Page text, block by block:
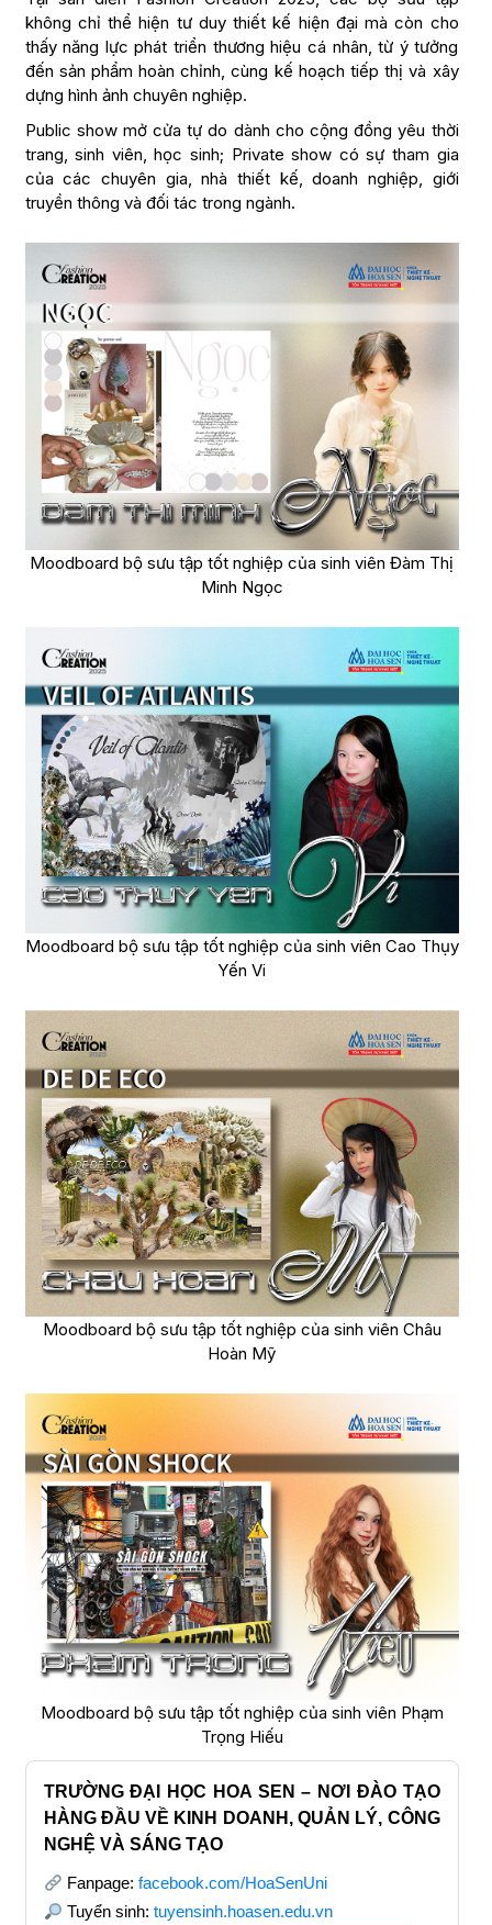
không chỉ thể hiện tư duy thiết kế hiện đại mà còn cho
thấy năng lực phát triển thương hiệu cá nhân, từ ý tưởng
đến sản phẩm hoàn chỉnh, cùng kế hoạch tiếp thị và xây
dựng hình ảnh chuyên nghiệp.
Public show mở cửa tự do dành cho cộng đồng yêu thời
trang, sinh viên, học sinh; Private show có sự tham gia
của các chuyên gia, nhà thiết kế, doanh nghiệp, giới
truyền thông và đối tác trong ngành.
Moodboard bộ sưu tập tốt nghiệp của sinh viên Đàm Thị
Minh Ngọc
Moodboard bộ sưu tập tốt nghiệp của sinh viên Cao Thụy
Yến Vi
Moodboard bộ sưu tập tốt nghiệp của sinh viên Châu
Hoàn Mỹ
Moodboard bộ sưu tập tốt nghiệp của sinh viên Phạm
Trọng Hiếu
TRƯỜNG ĐẠI HỌC HOA SEN – NƠI ĐÀO TẠO
HÀNG ĐẦU VỀ KINH DOANH, QUẢN LÝ, CÔNG
NGHỆ VÀ SÁNG TẠO
Fanpage: facebook.com/HoaSenUni
Tuyển sinh: tuyensinh.hoasen.edu.vn